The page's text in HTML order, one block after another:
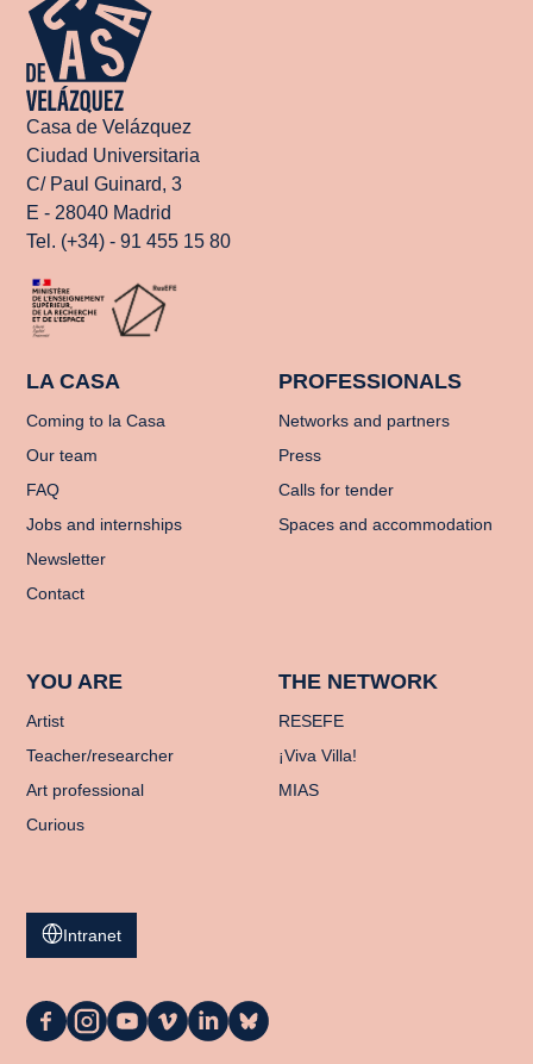
Casa de Velázquez
Ciudad Universitaria
C/ Paul Guinard, 3
E - 28040 Madrid
Tel. (+34) - 91 455 15 80
LA CASA
Coming to la Casa
Our team
FAQ
Jobs and internships
Newsletter
Contact
PROFESSIONALS
Networks and partners
Press
Calls for tender
Spaces and accommodation
YOU ARE
Artist
Teacher/researcher
Art professional
Curious
THE NETWORK
RESEFE
¡Viva Villa!
MIAS
Intranet
La
La
La
La
La
La